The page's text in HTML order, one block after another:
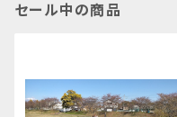
セール中の商品